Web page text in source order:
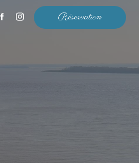
Réservation